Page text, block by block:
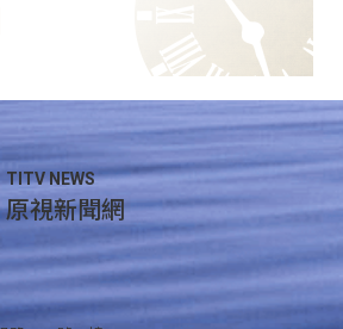
TITV NEWS
原視新聞網